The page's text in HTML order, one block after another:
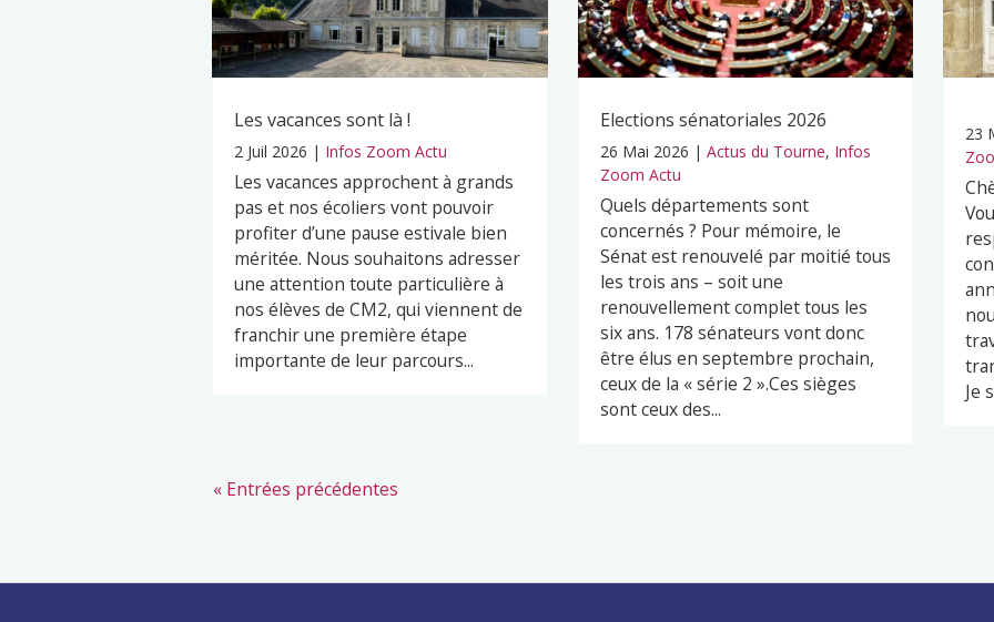
Les vacances sont là !
2 Juil 2026 | Infos Zoom Actu
Les vacances approchent à grands
pas et nos écoliers vont pouvoir
profiter d’une pause estivale bien
méritée. Nous souhaitons adresser
une attention toute particulière à
nos élèves de CM2, qui viennent de
franchir une première étape
importante de leur parcours...
Elections sénatoriales 2026
26 Mai 2026 | Actus du Tourne, Infos
Zoom Actu
Quels départements sont
concernés ? Pour mémoire, le
Sénat est renouvelé par moitié tous
les trois ans – soit une
renouvellement complet tous les
six ans. 178 sénateurs vont donc
être élus en septembre prochain,
ceux de la « série 2 ».Ces sièges
sont ceux des...
23
Je
« Entrées précédentes